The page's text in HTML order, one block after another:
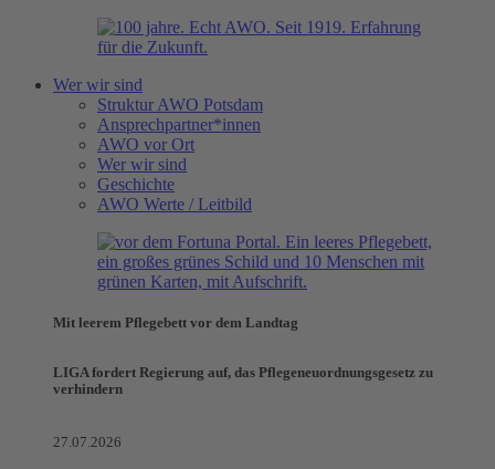
Wer wir sind
Struktur AWO Potsdam
Ansprechpartner*innen
AWO vor Ort
Wer wir sind
Geschichte
AWO Werte / Leitbild
Mit leerem Pflegebett vor dem Landtag
LIGA fordert Regierung auf, das Pflegeneuordnungsgesetz zu
verhindern
27.07.2026